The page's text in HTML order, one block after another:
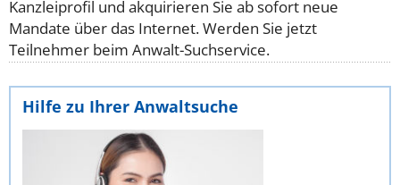
Kanzleiprofil und akquirieren Sie ab sofort neue
Mandate über das Internet. Werden Sie jetzt
Teilnehmer beim Anwalt-Suchservice.
Hilfe zu Ihrer Anwaltsuche